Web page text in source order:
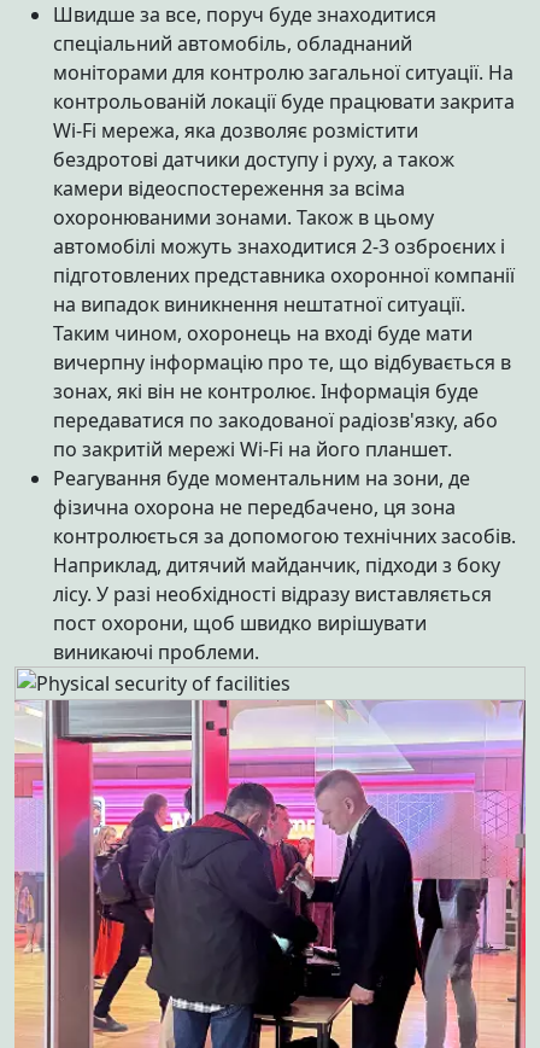
Швидше за все, поруч буде знаходитися
спеціальний автомобіль, обладнаний
моніторами для контролю загальної ситуації. На
контрольованій локації буде працювати закрита
Wi-Fi мережа, яка дозволяє розмістити
бездротові датчики доступу і руху, а також
камери відеоспостереження за всіма
охоронюваними зонами. Також в цьому
автомобілі можуть знаходитися 2-3 озброєних і
підготовлених представника охоронної компанії
на випадок виникнення нештатної ситуації.
Таким чином, охоронець на вході буде мати
вичерпну інформацію про те, що відбувається в
зонах, які він не контролює. Інформація буде
передаватися по закодованої радіозв'язку, або
по закритій мережі Wi-Fi на його планшет.
Реагування буде моментальним на зони, де
фізична охорона не передбачено, ця зона
контролюється за допомогою технічних засобів.
Наприклад, дитячий майданчик, підходи з боку
лісу. У разі необхідності відразу виставляється
пост охорони, щоб швидко вирішувати
виникаючі проблеми.